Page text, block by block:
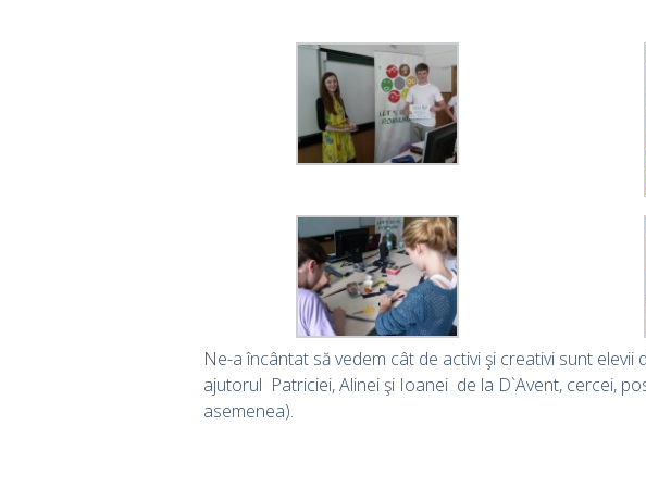
Ne-a încântat să vedem cât de activi şi creativi sunt
ajutorul Patriciei, Alinei şi Ioanei de la D`Avent, cercei,
asemenea).